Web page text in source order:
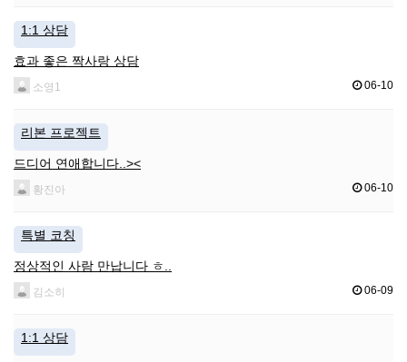
1:1 상담
효과 좋은 짝사랑 상담
소영1 06-10
리본 프로젝트
드디어 연애합니다..><
황진아 06-10
특별 코칭
정상적인 사람 만납니다 ㅎ..
김소히 06-09
1:1 상담